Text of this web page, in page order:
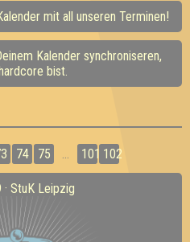
mit all unseren Terminen!
Kalender synchroniseren,
bist.
74 75 ... 101 102
· StuK Leipzig